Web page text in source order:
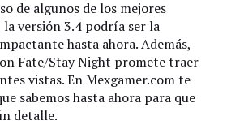
de algunos de los mejores
versión 3.4 podría ser la
hasta ahora. Además,
Fate/Stay Night promete traer
vistas. En Mexgamer.com te
sabemos hasta ahora para que
detalle.